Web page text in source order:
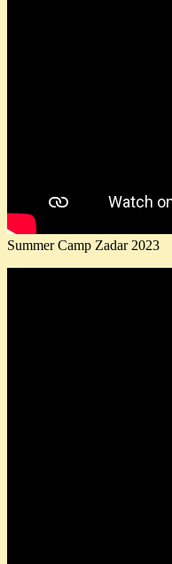
Summer Camp Zadar 2023